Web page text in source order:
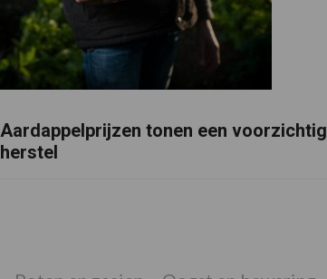
Aardappelprijzen tonen een voorzichtig
herstel